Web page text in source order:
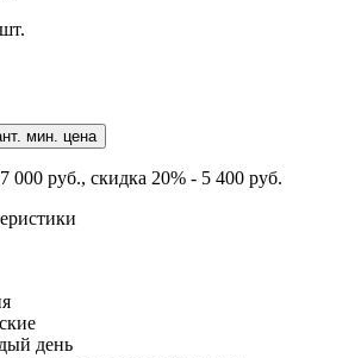
мин. цена
000 руб., скидка 20% - 5 400 руб.
день